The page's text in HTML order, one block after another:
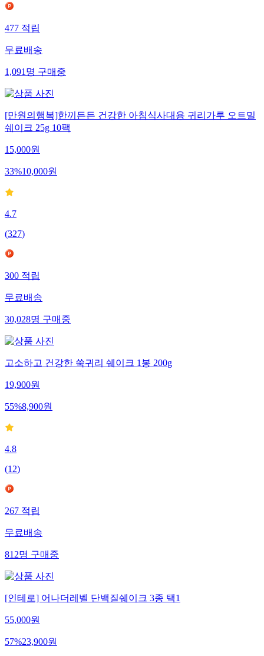
477적립
무료배송
1,091명구매중
[만원의행복]한끼든든 건강한 아침식사대용 귀리가루 오트밀
쉐이크 25g 10팩
15,000원
33%10,000원
4.7
(327)
300적립
무료배송
30,028명구매중
고소하고 건강한 쑥귀리 쉐이크 1봉 200g
19,900원
55%8,900원
4.8
(12)
267적립
무료배송
812명구매중
[인테로] 어나더레벨 단백질쉐이크 3종 택1
55,000원
57%23,900원